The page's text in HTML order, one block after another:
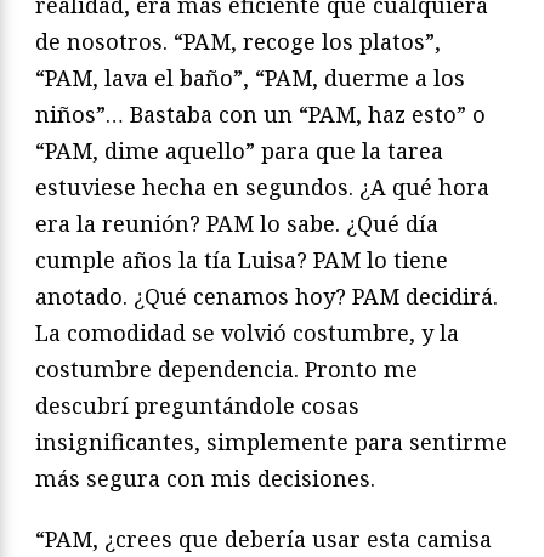
de nosotros. “PAM, recoge los platos”,
“PAM, lava el baño”, “PAM, duerme a los
niños”… Bastaba con un “PAM, haz esto” o
“PAM, dime aquello” para que la tarea
estuviese hecha en segundos. ¿A qué hora
era la reunión? PAM lo sabe. ¿Qué día
cumple años la tía Luisa? PAM lo tiene
anotado. ¿Qué cenamos hoy? PAM decidirá.
La comodidad se volvió costumbre, y la
costumbre dependencia. Pronto me
descubrí preguntándole cosas
insignificantes, simplemente para sentirme
más segura con mis decisiones.
“PAM, ¿crees que debería usar esta camisa